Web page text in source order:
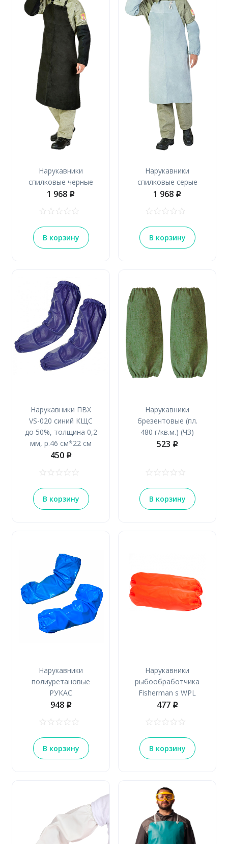
Нарукавники
спилковые черные
1 968 p
В корзину
Нарукавники
спилковые серые
1 968 p
В корзину
Нарукавники ПВХ
VS-020 синий КЩС
до 50%, толщина 0,2
мм, р.46 см*22 см
450 p
В корзину
Нарукавники
брезентовые (пл.
480 г/кв.м.) (ЧЗ)
523 p
В корзину
Нарукавники
полиуретановые
РУКАС
948 p
В корзину
Нарукавники
рыбообработчика
Fisherman s WPL
477 p
В корзину